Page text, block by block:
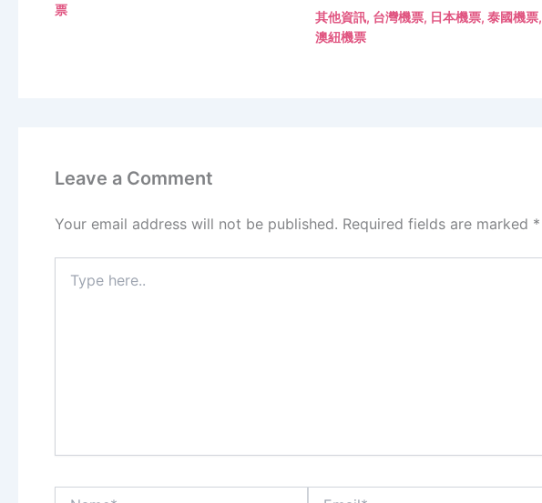
票
其他資訊, 台灣機票, 日本機票, 泰國機票,
澳紐機票
Leave a Comment
Your email address will not be published. Required fields are marked *
here..